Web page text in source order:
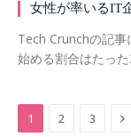
女性が率いるIT
Tech Crunchの記
始める割合はたっ
1 2 3